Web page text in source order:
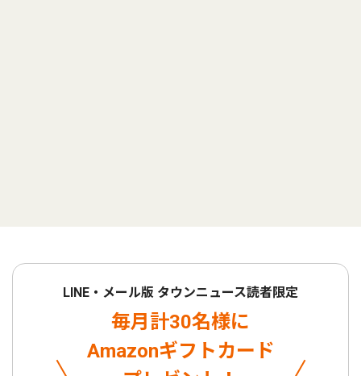
LINE・メール版 タウンニュース読者限定
毎月計30名様に
Amazonギフトカード